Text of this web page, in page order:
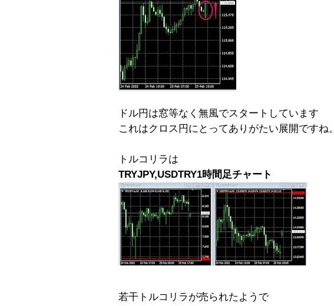
ドル円は窓等なく無風でスタートしています
これはクロス円にとってありがたい展開ですね。
トルコリラは
TRYJPY,USDTRY1時間足チャート
若干トルコリラが売られたようで